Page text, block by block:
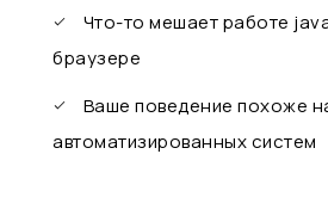
Что-то мешает работе
браузере
Ваше поведение похоже
автоматизированных систем